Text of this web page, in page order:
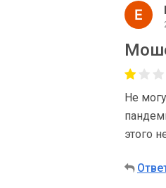
Не
этого